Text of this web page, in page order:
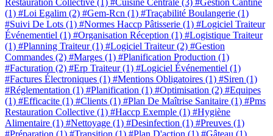
(1) #Loi Egalim (2) #Gem-Rcn (1) #Traçabilité Boulangerie (1)
#Suivi De Lots (1) #Normes Haccp Pâtisserie (1) #Logiciel Traiteur
Événementiel (1) #Organisation Réception (1) #Logistique Traiteur
(1) #Planning Traiteur(1) #Logiciel Traiteur(2) #Gestion
Commandes (2) #Marges (1) #Planification Production (1)
#Facturation (2) #Erp Traiteur(1) #Logiciel Événementiel (1)
#Factures Électroniques (1) #Mentions Obligatoires (1) #Siren (1)
#Réglementation (1) #Planification (1) #Optimisation (2) #Equipes
(1) #Efficacite (1) #Clients (1) #Plan De Maîtrise Sanitaire (1) #Pms
Restauration Collective (1) #Haccp Exemple (1) #Hygiène
Alimentaire (1) #Nettoyage (1) #Desinfection (1) #Preuves (1)
#Préparation (1) #Transition (1) #Plan D'action (1) #Gâteau (1)